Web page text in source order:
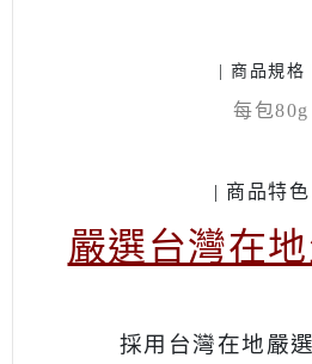
| 商品規格
每包80g
| 商品特色
嚴選台灣在
採用台灣在地嚴